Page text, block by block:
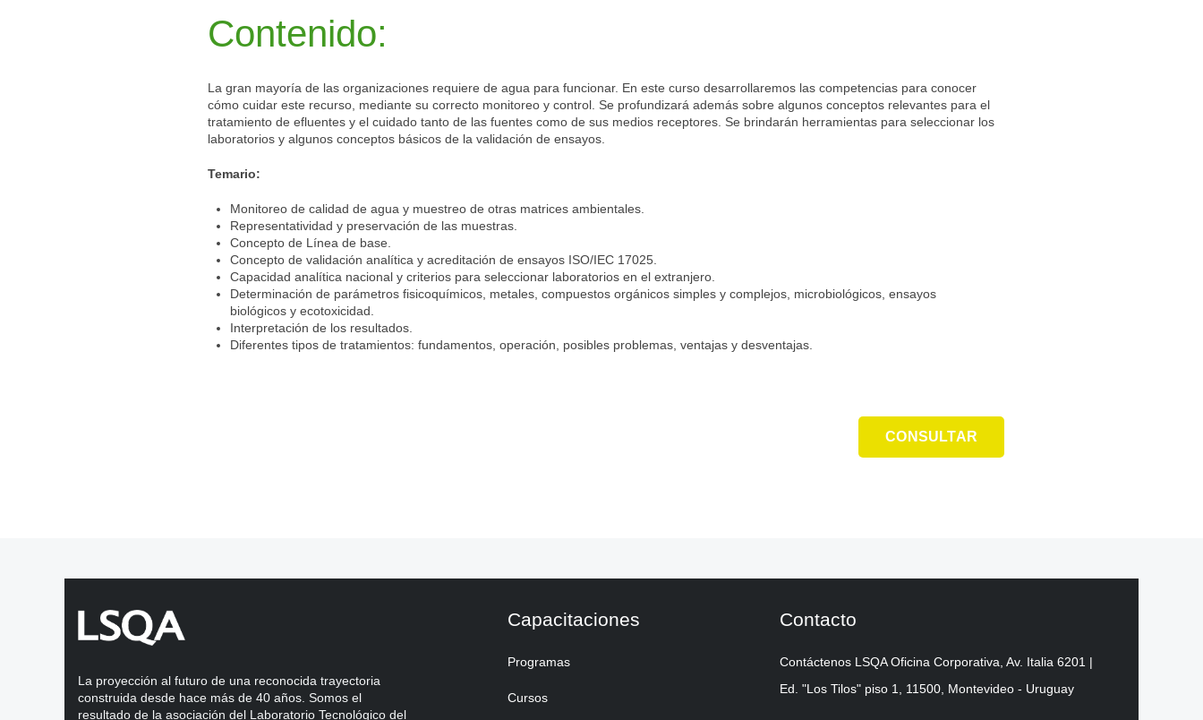
Contenido:
La gran mayoría de las organizaciones requiere de agua para funcionar. En este curso desarrollaremos las competencias para conocer
cómo cuidar este recurso, mediante su correcto monitoreo y control. Se profundizará además sobre algunos conceptos relevantes para el
tratamiento de efluentes y el cuidado tanto de las fuentes como de sus medios receptores. Se brindarán herramientas para seleccionar los
laboratorios y algunos conceptos básicos de la validación de ensayos.
Temario:
Monitoreo de calidad de agua y muestreo de otras matrices ambientales.
Representatividad y preservación de las muestras.
Concepto de Línea de base.
Concepto de validación analítica y acreditación de ensayos ISO/IEC 17025.
Capacidad analítica nacional y criterios para seleccionar laboratorios en el extranjero.
Determinación de parámetros fisicoquímicos, metales, compuestos orgánicos simples y complejos, microbiológicos, ensayos
biológicos y ecotoxicidad.
Interpretación de los resultados.
Diferentes tipos de tratamientos: fundamentos, operación, posibles problemas, ventajas y desventajas.
CONSULTAR
La proyección al futuro de una reconocida trayectoria
construida desde hace más de 40 años. Somos el
resultado de la asociación del Laboratorio Tecnológico del
Capacitaciones
Programas
Cursos
Contacto
Contáctenos LSQA Oficina Corporativa, Av. Italia 6201 |
Ed. "Los Tilos" piso 1, 11500, Montevideo - Uruguay